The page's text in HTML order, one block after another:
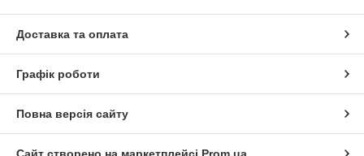
Доставка та оплата
Графік роботи
Повна версія сайту
Сайт створено на маркетплейсі Prom.ua